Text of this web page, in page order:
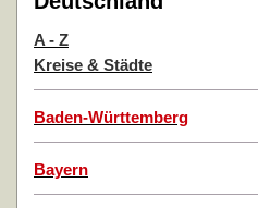
A - Z
Kreise & Städte
Baden-Württemberg
Bayern